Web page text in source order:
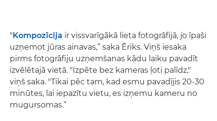
"Kompozīcija ir vissvarīgākā lieta fotogrāfijā, jo īpaši
uzņemot jūras ainavas,” saka Ēriks. Viņš iesaka
pirms fotogrāfiju uzņemšanas kādu laiku pavadīt
izvēlētajā vietā. "Izpēte bez kameras ļoti palīdz,"
viņš saka. "Tikai pēc tam, kad esmu pavadījis 20‑30
minūtes, lai iepazītu vietu, es izņemu kameru no
mugursomas.”